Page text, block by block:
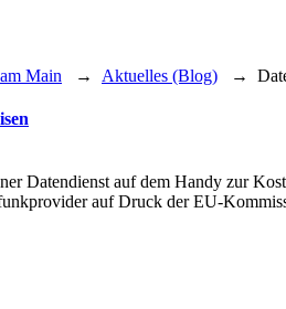
Main → Aktuelles (Blog) →
Datendienst auf dem Handy zur
auf Druck der EU-